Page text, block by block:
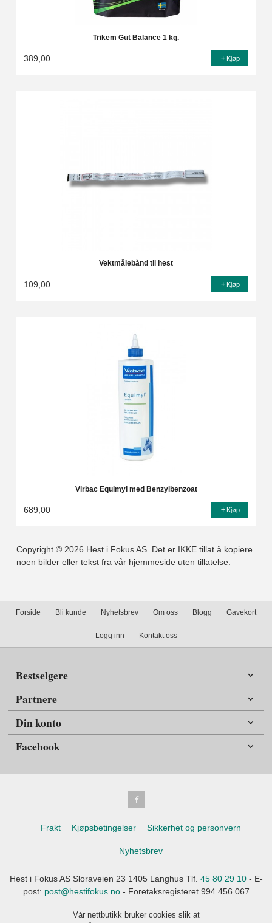
Trikem Gut Balance 1 kg.
389,00 Kjøp
Vektmålebånd til hest
109,00 Kjøp
Virbac Equimyl med Benzylbenzoat
689,00 Kjøp
Copyright © 2026 Hest i Fokus AS. Det er IKKE tillat å kopiere
noen bilder eller tekst fra vår hjemmeside uten tillatelse.
Forside Bli kunde Nyhetsbrev Om oss Blogg Gavekort
Logg inn Kontakt oss
Bestselgere
Partnere
Din konto
Facebook
Frakt Kjøpsbetingelser Sikkerhet og personvern
Nyhetsbrev
Hest i Fokus AS Sloraveien 23 1405 Langhus Tlf. 45 80 29 10- E-
post: post@hestifokus.no- Foretaksregisteret 994 456 067
Vår nettbutikk bruker cookies slik at